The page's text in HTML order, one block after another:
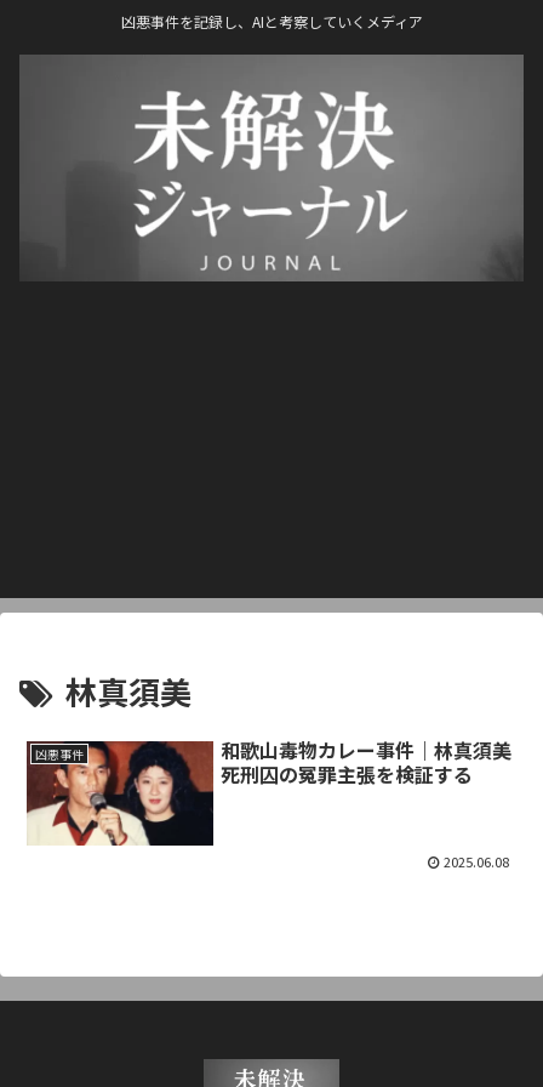
凶悪事件を記録し、AIと考察していくメディア
林真須美
凶悪事件
和歌山毒物カレー事件｜林真須美
死刑囚の冤罪主張を検証する
2025.06.08